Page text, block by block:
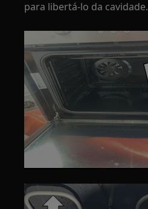
para libertá-lo da cavidade.